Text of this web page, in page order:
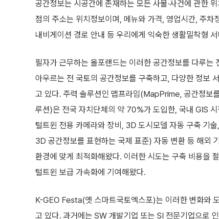
공간정보는 시공간에 존재하는 모든 사물·사건에 관한
점의 주소는 위치정보이며, 메뉴와 가격, 영업시간, 주
내비게이션 경로 안내 등 우리에게 익숙한 생활밀착형
필자가 근무하는 올포랜드는 이러한 공간정보를 다루는
아우르는 전 국토의 공간정보를 구축하고, 다양한 정보
고 있다. 주력 솔루션인 맵프라임(MapPrime, 공간정보
루션)은 전국 자치단체의 약 70%가 도입한, 국내 GIS
털트윈 전용 카메라와 장비, 3D 도시모델 자동 구축 기
3D 공간정보를 표현하는 국제 표준) 자동 변환 등 해외
환경에 맞게 최적화해왔다. 이러한 시도는 구축 비용을
털트윈 보급 가속화에 기여해왔다.
K-GEO Festa(옛 스마트국토엑스포)는 이러한 변화와
고 있다. 과거에는 SW 개발기업 또는 SI 전문기업으로